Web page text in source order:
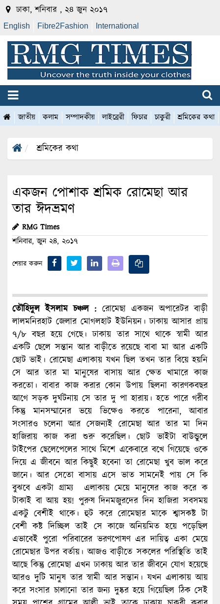
ঢাকা, শনিবার , ২৪ জুন ২০১৭
English Fibre2Fashion International
জাতীয় কলাম সম্পাদকীয় লাইব্রেরী ফিচার চাকুরী শ্রমিকের কথা
শ্রমিকের কথা
একজন পোশাক শ্রমিক রোমেছা আর
তার ঈদভ্রমণ
RMG Times
শনিবার, জুন ২৪, ২০১৭
শেয়ার করুন
তৌহিদুল ইসলাম চঞ্চল : রোমেছা একজন অপারেটর বাড়ী
লালমনিরহাট জেলার মোগলহাট ইউনিয়ন। ঢাকায় আসার প্রায়
৭/৮ বছর হয়ে গেছে। ঢাকায় তার সাথে থাকে স্বামী আর
একটি ছেলে সন্তান আর বাড়ীতে রয়েছে বাবা মা আর একটি
ছোট ভাই। রোমেছা এলাকায় যখন ছিল তখন তার বিয়ে হয়নি
সে আর তার মা মানুষের বাসায় আর ক্ষেত খামারে কাজ
করতো। বাবার কাজ করার কোন উপায় ছিলনা কারণকবছর
আগে সড়ক দুর্ঘটনায় সে তার দু পা হারায়। হতে পারে গরীব
কিন্তু মানসম্মানের ভয়ে ভিক্ষেও করতে পারেনা, আবার
সংসারও চলেনা আর সেজন্যই রোমেছা আর তার মা দিন
হাজিরায় কাজ করা শুরু করেছিল। ছোট ভাইটা বাউন্ডুলে
টাইপের ছেলেপেলের সাথে মিশে একেবারে বখে গিয়েছে ওকে
দিয়ে এ জীবনে আর কিছুই হবেনা তা রোমেছা খুব ভাল করে
জানে। আর সেতো বাসায় এসে ভাত সামনেই পায় সে কি
বুঝবে একটা গ্রাম্য এলাকায় মেয়ে মানুষের কাজ করে ক
টাকাই বা আয় হয়! পুরুষ দিনমজুরদের দিন হাজিরা সবসময়
একটু বেশীই থাকে। হুট করে রোমেছার মাকে শ্বাসকষ্ট টা
বেশী কষ্ট দিচ্ছিল তাই সে কাজে অনিয়মিত হয়ে পড়েছিল
এভাবেই পুরো পরিবারের ভরণপোষণ এর দায়িত্ব একা মেয়ে
রোমেছার উপর বর্তায়। আজও বাড়ীতে সকলের পরিস্থিতি তাই
আছে কিন্তু রোমেছা এখন ঢাকায় আর তার জীবনে যোগ হয়েছে
আরও দুটি মানুষ তার স্বামী আর সন্তান। যখন এলাকায় আয়
করে সংসার চালানো তার জন্য দুষ্কর হয়ে গিয়েছিল ঠিক সেই